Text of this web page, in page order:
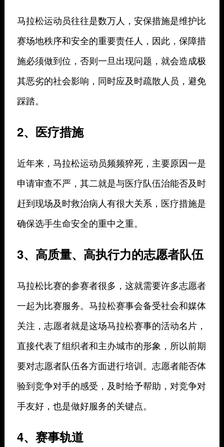
马拉松运动员往往是数万人，安保措施是维护比
赛场地秩序和安全的重要责任人，因此，保障措
施必须做到位，否则一旦出现问题，就会造成极
其恶劣的社会影响，同时应及时疏散人员，避免
踩踏。
2、医疗措施
近年来，马拉松运动员频频猝死，主要原因一是
申请审查不严，其二就是与医疗队伍治能否及时
赶到现场及时救治病人有很大关系，医疗措施是
确保选手生命安全的重中之重。
3、高质量、高执行力的志愿者队伍
马拉松比赛的参赛者很多，这就需要许多志愿者
一起为比赛服务。马拉松赛事会备受社会和媒体
关注，志愿者就是这场马拉松赛事的活动名片，
直接代表了组织者和主办城市的形象，所以前期
要对志愿者队伍各方面进行培训。志愿者能否体
验到竞争对手的感受，及时给予帮助，对竞争对
手友好，也是做好服务的关键点。
4、赛事轨道